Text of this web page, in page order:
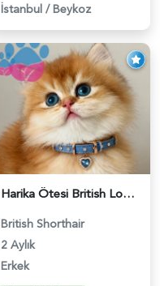
İstanbul /Beykoz
Harika Ötesi British Longhair Golden Parlayan Yıldız - 6141
British Shorthair
2 Aylık
Erkek